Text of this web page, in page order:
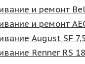
и ремонт
и ремонт
August SF 7,5
Renner RS